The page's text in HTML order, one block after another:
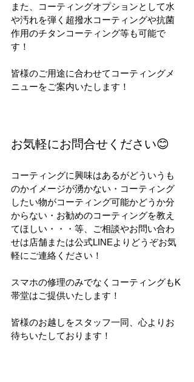
また、コーティングオプションとして水
や汚れを弾く超撥水コーティングや抗菌
作用のチタンコーティング等も可能で
す！
皆様のご用途に合わせてコーティングメ
ニューをご案内いたします！
お気軽にお問合せください😊
コーティングに興味はあるがどういうも
のかイメージが湧かない・コーティング
したい物がコーティング可能かどうか分
からない・お勧めのコーティングを教え
てほしい・・・等、ご相談やお問い合わ
せは店舗または公式LINEよりどうぞお気
軽にご連絡ください！
スマホの修理のみでなくコーティングもK
帯堂はご提供いたします！
皆様のお越しをスタッフ一同、心よりお
待ちいたしております！